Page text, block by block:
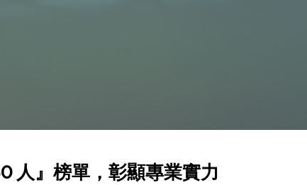
人』榜單，彰顯專業實力